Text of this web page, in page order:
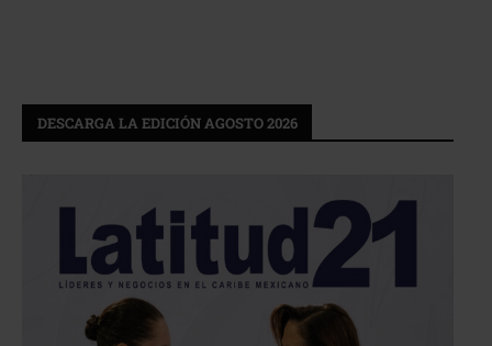
DESCARGA LA EDICIÓN AGOSTO 2026